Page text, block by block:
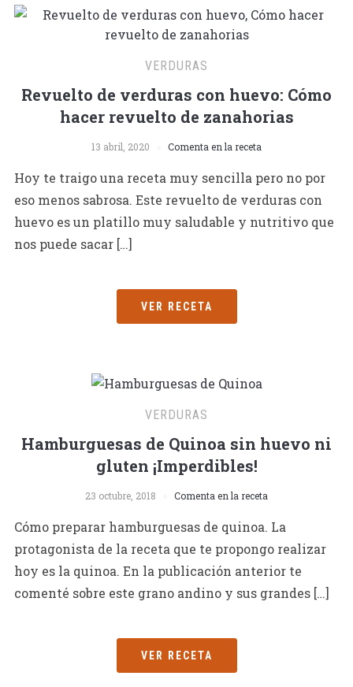
VERDURAS
Revuelto de verduras con huevo: Cómo
hacer revuelto de zanahorias
13 abril, 2020 Comenta en la receta
Hoy te traigo una receta muy sencilla pero no por
eso menos sabrosa. Este revuelto de verduras con
huevo es un platillo muy saludable y nutritivo que
nos puede sacar […]
VER RECETA
VERDURAS
Hamburguesas de Quinoa sin huevo ni
gluten ¡Imperdibles!
23 octubre, 2018 Comenta en la receta
Cómo preparar hamburguesas de quinoa. La
protagonista de la receta que te propongo realizar
hoy es la quinoa. En la publicación anterior te
comenté sobre este grano andino y sus grandes […]
VER RECETA